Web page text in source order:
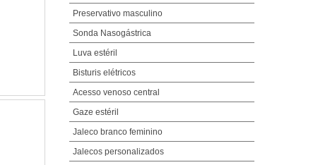
Preservativo masculino
Sonda Nasogástrica
Luva estéril
Bisturis elétricos
Acesso venoso central
Gaze estéril
Jaleco branco feminino
Jalecos personalizados